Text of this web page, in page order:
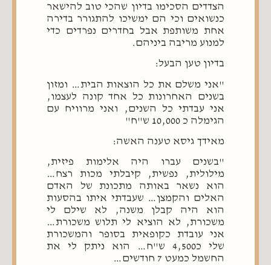
הצדדים הסכימו בדיון שהכי טוב להישאר
כנשואים וכי הם ימשיכו להתגורר בדירה
אחת משותפת אבל בחדרים נפרדים כדי
למנוע מריבה ביניהם.
בדיון טען הבעל:
"אני משלם את כל הוצאות הבית… ומזון
בשנים האחרונות כל אחד קונה לעצמו,
אני עבדתי כל השנים, ואני מרוויח עם
הגימלה כ 10,000 ש"ח"
מאידך גיסא טענה האשה:
"בשנים עברו היה אלימות פיזית,
מילולית, נפשית, קיבלתי מכות רצח…
הוא נשאר באותה מתכונת של האדם
האלים והקמצן… שעבדתי איתו בהסעות
הוא היה קבלן משנה, לא שילם לי
משכורת, לא הוציא לי תלוש משכורת…
אני עובדת כקופאית בסופר והמשכורת
שלי כ4,500 ש"ח… הוא ניתק לי את
החשמל כמעט 7 חודשים…